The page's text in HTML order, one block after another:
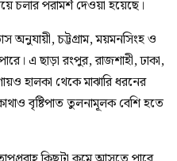
চলার পরামর্শ দেওয়া হয়েছে।
অনুযায়ী, চট্টগ্রাম, ময়মনসিংহ ও
এ ছাড়া রংপুর, রাজশাহী, ঢাকা,
হালকা থেকে মাঝারি ধরনের
বৃষ্টিপাত তুলনামূলক বেশি হতে